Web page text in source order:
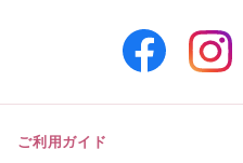
ご利用ガイド